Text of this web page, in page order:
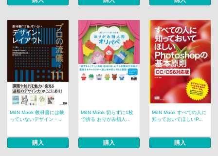
MdN Mook 教科書には載
っていないデザイン・...
購入
MdN Mook 切らずに1枚
で折る おりがみ指人...
購入
MdN Mook すべての人に
知っておいてほしいP...
購入